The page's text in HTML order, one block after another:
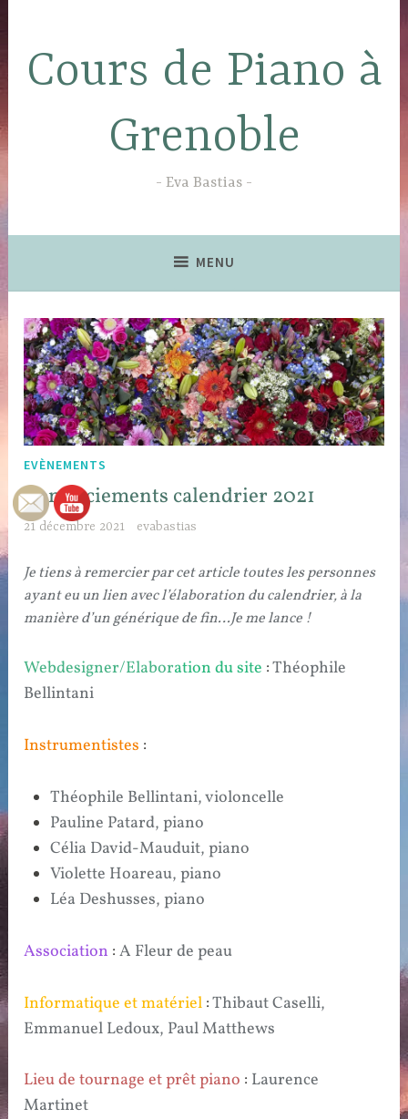
contenu
principal
Cours de Piano à
Grenoble
Eva Bastias
MENU
EVÈNEMENTS
Remerciements calendrier 2021
21 décembre 2021 evabastias
Je tiens à remercier par cet article toutes les personnes
ayant eu un lien avec l’élaboration du calendrier, à la
manière d’un générique de fin…Je me lance !
Webdesigner/Elaboration du site :Théophile
Bellintani
Instrumentistes :
Théophile Bellintani, violoncelle
Pauline Patard, piano
Célia David-Mauduit, piano
Violette Hoareau, piano
Léa Deshusses, piano
Association :A Fleur de peau
Informatique et matériel :Thibaut Caselli,
Emmanuel Ledoux, Paul Matthews
Lieu de tournage et prêt piano : Laurence
Martinet